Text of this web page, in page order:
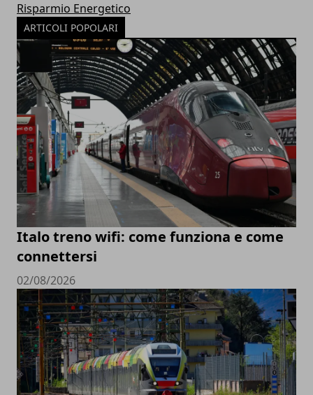
Risparmio Energetico
ARTICOLI POPOLARI
Italo treno wifi: come funziona e come
connettersi
02/08/2026